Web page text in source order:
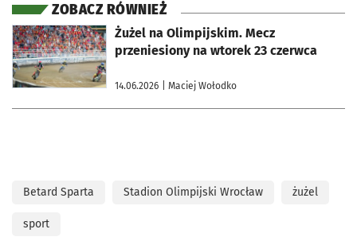
ZOBACZ RÓWNIEŻ
Żużel na Olimpijskim. Mecz
przeniesiony na wtorek 23 czerwca
14.06.2026 | Maciej Wołodko
otworzy się w nowej karcie
Betard Sparta Stadion Olimpijski Wrocław żużel
sport